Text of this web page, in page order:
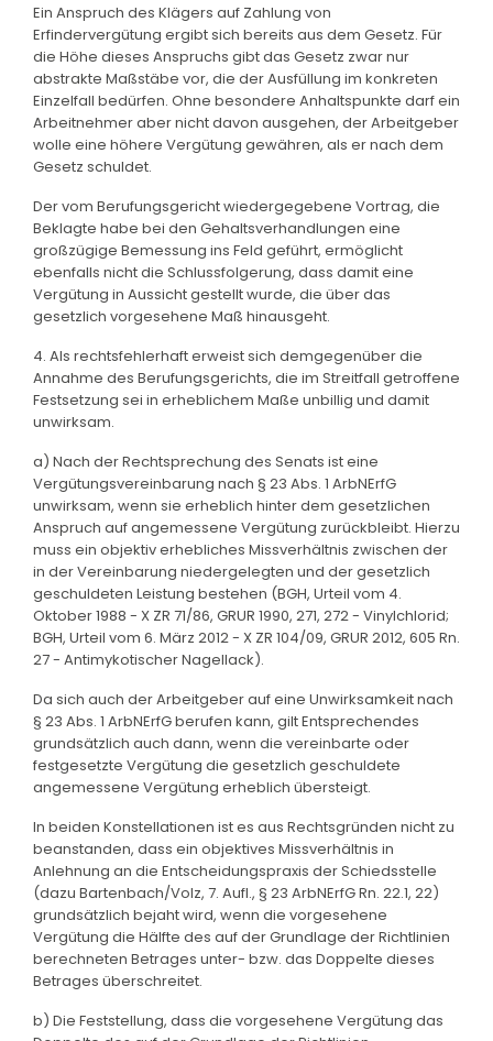
Ein Anspruch des Klägers auf Zahlung von
Erfindervergütung ergibt sich bereits aus dem Gesetz. Für
die Höhe dieses Anspruchs gibt das Gesetz zwar nur
abstrakte Maßstäbe vor, die der Ausfüllung im konkreten
Einzelfall bedürfen. Ohne besondere Anhaltspunkte darf ein
Arbeitnehmer aber nicht davon ausgehen, der Arbeitgeber
wolle eine höhere Vergütung gewähren, als er nach dem
Gesetz schuldet.
Der vom Berufungsgericht wiedergegebene Vortrag, die
Beklagte habe bei den Gehaltsverhandlungen eine
großzügige Bemessung ins Feld geführt, ermöglicht
ebenfalls nicht die Schlussfolgerung, dass damit eine
Vergütung in Aussicht gestellt wurde, die über das
gesetzlich vorgesehene Maß hinausgeht.
4. Als rechtsfehlerhaft erweist sich demgegenüber die
Annahme des Berufungsgerichts, die im Streitfall getroffene
Festsetzung sei in erheblichem Maße unbillig und damit
unwirksam.
a) Nach der Rechtsprechung des Senats ist eine
Vergütungsvereinbarung nach § 23 Abs. 1 ArbNErfG
unwirksam, wenn sie erheblich hinter dem gesetzlichen
Anspruch auf angemessene Vergütung zurückbleibt. Hierzu
muss ein objektiv erhebliches Missverhältnis zwischen der
in der Vereinbarung niedergelegten und der gesetzlich
geschuldeten Leistung bestehen (BGH, Urteil vom 4.
Oktober 1988 - X ZR 71/86, GRUR 1990, 271, 272 - Vinylchlorid;
BGH, Urteil vom 6. März 2012 - X ZR 104/09, GRUR 2012, 605 Rn.
27 - Antimykotischer Nagellack).
Da sich auch der Arbeitgeber auf eine Unwirksamkeit nach
§ 23 Abs. 1 ArbNErfG berufen kann, gilt Entsprechendes
grundsätzlich auch dann, wenn die vereinbarte oder
festgesetzte Vergütung die gesetzlich geschuldete
angemessene Vergütung erheblich übersteigt.
In beiden Konstellationen ist es aus Rechtsgründen nicht zu
beanstanden, dass ein objektives Missverhältnis in
Anlehnung an die Entscheidungspraxis der Schiedsstelle
(dazu Bartenbach/Volz, 7. Aufl., § 23 ArbNErfG Rn. 22.1, 22)
grundsätzlich bejaht wird, wenn die vorgesehene
Vergütung die Hälfte des auf der Grundlage der Richtlinien
berechneten Betrages unter- bzw. das Doppelte dieses
Betrages überschreitet.
b) Die Feststellung, dass die vorgesehene Vergütung das